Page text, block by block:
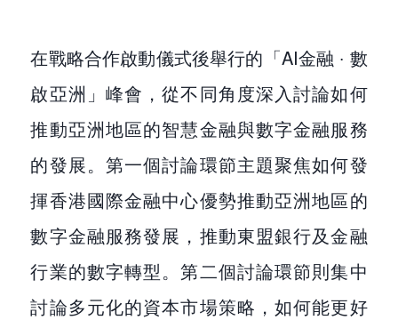
在戰略合作啟動儀式後舉行的「AI金融 ‧ 數
啟亞洲」峰會，從不同角度深入討論如何
推動亞洲地區的智慧金融與數字金融服務
的發展。第一個討論環節主題聚焦如何發
揮香港國際金融中心優勢推動亞洲地區的
數字金融服務發展，推動東盟銀行及金融
行業的數字轉型。第二個討論環節則集中
討論多元化的資本市場策略，如何能更好